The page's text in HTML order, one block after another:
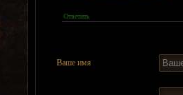
Ответить
Ваше имя